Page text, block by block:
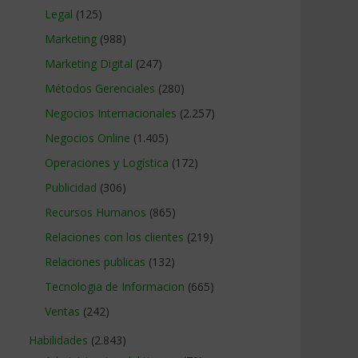
Legal (125)
Marketing (988)
Marketing Digital (247)
Métodos Gerenciales (280)
Negocios Internacionales (2.257)
Negocios Online (1.405)
Operaciones y Logística (172)
Publicidad (306)
Recursos Humanos (865)
Relaciones con los clientes (219)
Relaciones publicas (132)
Tecnologia de Informacion (665)
Ventas (242)
Habilidades (2.843)